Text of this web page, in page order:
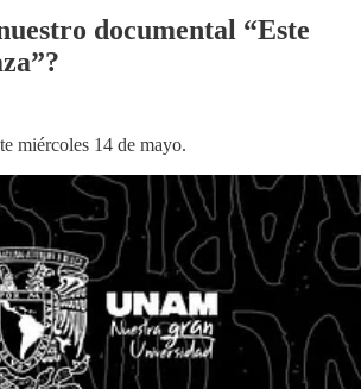
documental “Este
miércoles 14 de mayo.